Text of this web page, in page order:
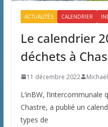
ACTUALITÉS CALENDRIER
Le calendrier
déchets à
11 décembre 2022 Michaël
L’inBW,
Chastre, a publié un
types de